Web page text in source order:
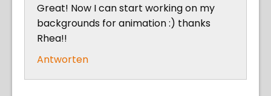
Great! Now I can start working on my
backgrounds for animation :) thanks
Rhea!!
Antworten